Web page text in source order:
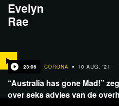
Evelyn
Rae
23:06 CORONA 10 AUG. '21
“Australia has gone Mad!”
over seks advies van de